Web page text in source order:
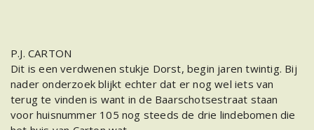
P.J. CARTON
Dit is een verdwenen stukje Dorst, begin jaren twintig. Bij
nader onderzoek blijkt echter dat er nog wel iets van
terug te vinden is want in de Baarschotsestraat staan
voor huisnummer 105 nog steeds de drie lindebomen die